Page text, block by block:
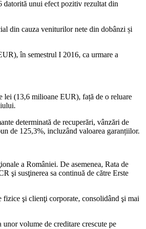
unui efect pozitiv rezultat din
din cauza veniturilor nete din dobânzi și
în semestrul I 2016, ca urmare a
lei (13,6 milioane EUR), față de o reluare
determinată de recuperări, vânzări de
de 125,3%, incluzând valoarea garanțiilor.
a României. De asemenea, Rata de
şi susţinerea sa continuă de către Erste
fizice şi clienţi corporate, consolidând şi mai
volume de creditare crescute pe